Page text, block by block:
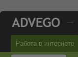
—
Работа в интернете